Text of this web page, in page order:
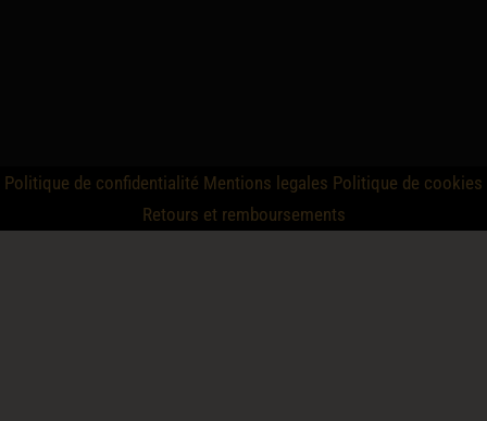
Politique de confidentialité Mentions legales Politique de cookies
Retours et remboursements